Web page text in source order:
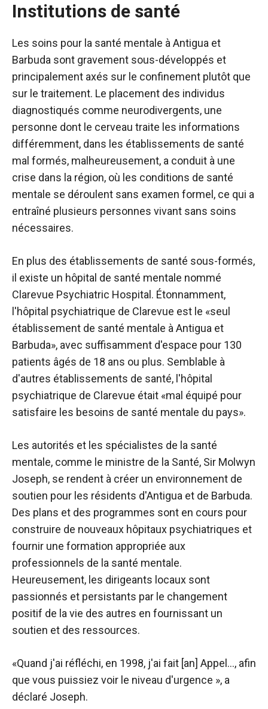
Institutions de santé
Les soins pour la santé mentale à Antigua et
Barbuda sont gravement sous-développés et
principalement axés sur le confinement plutôt que
sur le traitement. Le placement des individus
diagnostiqués comme neurodivergents, une
personne dont le cerveau traite les informations
différemment, dans les établissements de santé
mal formés, malheureusement, a conduit à une
crise dans la région, où les conditions de santé
mentale se déroulent sans examen formel, ce qui a
entraîné plusieurs personnes vivant sans soins
nécessaires.
En plus des établissements de santé sous-formés,
il existe un hôpital de santé mentale nommé
Clarevue Psychiatric Hospital. Étonnamment,
l'hôpital psychiatrique de Clarevue est le «seul
établissement de santé mentale à Antigua et
Barbuda», avec suffisamment d'espace pour 130
patients âgés de 18 ans ou plus. Semblable à
d'autres établissements de santé, l'hôpital
psychiatrique de Clarevue était «mal équipé pour
satisfaire les besoins de santé mentale du pays».
Les autorités et les spécialistes de la santé
mentale, comme le ministre de la Santé, Sir Molwyn
Joseph, se rendent à créer un environnement de
soutien pour les résidents d'Antigua et de Barbuda.
Des plans et des programmes sont en cours pour
construire de nouveaux hôpitaux psychiatriques et
fournir une formation appropriée aux
professionnels de la santé mentale.
Heureusement, les dirigeants locaux sont
passionnés et persistants par le changement
positif de la vie des autres en fournissant un
soutien et des ressources.
«Quand j'ai réfléchi, en 1998, j'ai fait [an] Appel…, afin
que vous puissiez voir le niveau d'urgence », a
déclaré Joseph.